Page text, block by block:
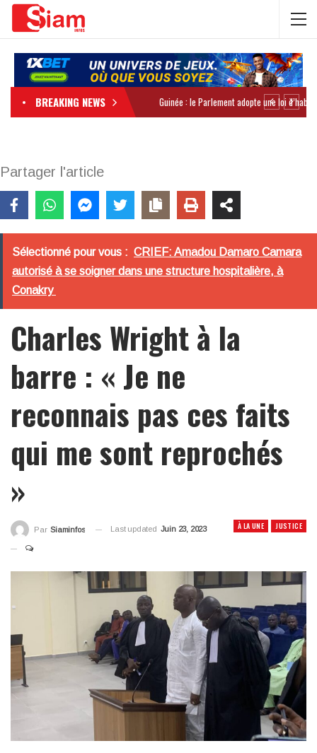
BREAKING NEWS
Partager l'article
Sélectionné pour vous : CRIEF: Amadou Damaro Camara
autorisé à se soigner dans une structure hospitalière, à
Conakry
Charles Wright à la
barre : « Je ne
reconnais pas ces faits
qui me sont reprochés
»
À LA UNE JUSTICE
Par Siaminfos Last updated Juin 23, 2023